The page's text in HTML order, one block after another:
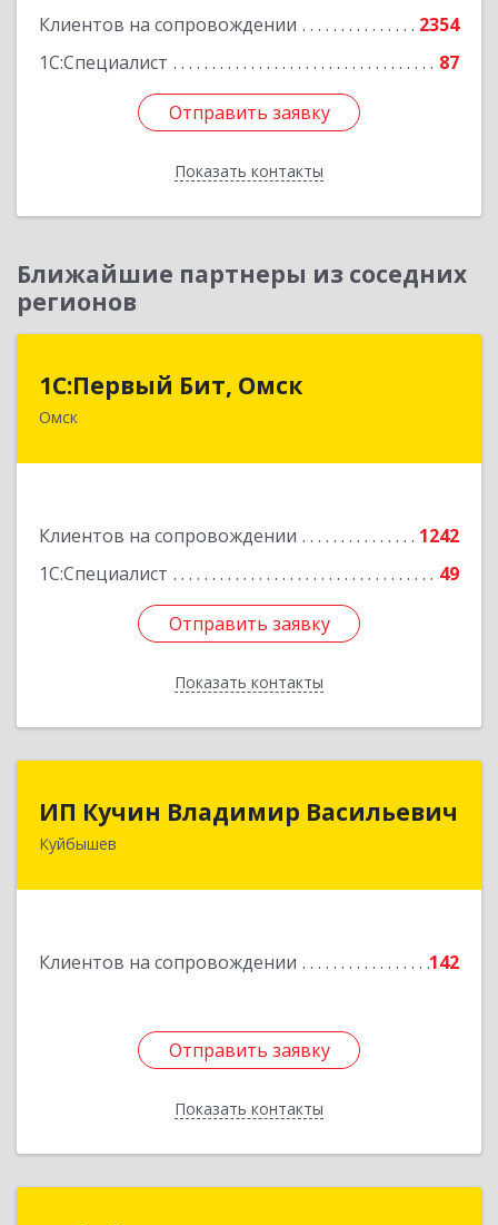
Клиентов на сопровождении
2354
1С:Специалист
87
Отправить заявку
Показать контакты
Отправить заявку
Назад
Ближайшие партнеры из соседних
регионов
1С:Первый Бит, Омск
Омск
Клиентов на сопровождении
1242
1С:Специалист
49
Отправить заявку
Показать контакты
644099, Омская обл, Омск г, Гагарина ул, дом №
Отправить заявку
Назад
ИП Кучин Владимир Васильевич
Куйбышев
Клиентов на сопровождении 142
Отправить заявку
Показать контакты
632387, Новосибирская обл, Куйбышев г,
Отправить заявку
Назад